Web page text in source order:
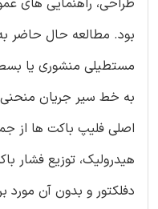
طراحی، راهنمایی های
بود. مطالعه حال حاضر
مستطیلی منشوری یا
به خط سیر جریان
اصلی فلیپ باکت ها از
هیدرولیک، توزیع فشار
دفلکتور و بدون آن مورد